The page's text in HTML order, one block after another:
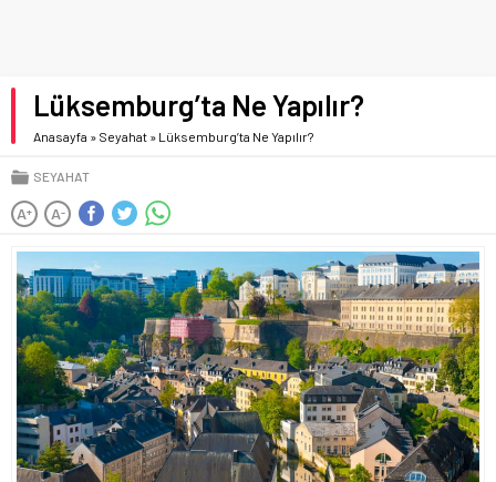
Lüksemburg’ta Ne Yapılır?
Anasayfa » Seyahat » Lüksemburg’ta Ne Yapılır?
SEYAHAT
A+ A-